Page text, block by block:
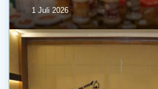
1 Juli 2026